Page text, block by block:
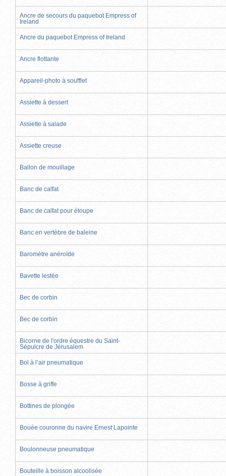
Ancre de secours du paquebot Empress of
Ireland
Ancre du paquebot Empress of Ireland
Ancre flottante
Appareil-photo à soufflet
Assiette à dessert
Assiette à salade
Assiette creuse
Ballon de mouillage
Banc de calfat
Banc de calfat pour étoupe
Banc en vertèbre de baleine
Baromètre anéroïde
Bavette lestée
Bec de corbin
Bec de corbin
Bicorne de l'ordre équestre du Saint-
Sépulcre de Jérusalem
Bol à l’air pneumatique
Bosse à griffe
Bottines de plongée
Bouée couronne du navire Ernest Lapointe
Boulonneuse pneumatique
Bouteille à boisson alcoolisée